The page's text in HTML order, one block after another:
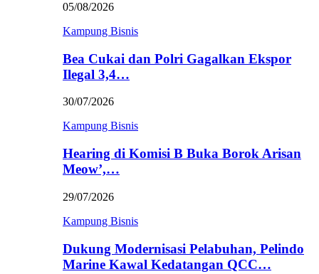
05/08/2026
Kampung Bisnis
Bea Cukai dan Polri Gagalkan Ekspor
Ilegal 3,4…
30/07/2026
Kampung Bisnis
Hearing di Komisi B Buka Borok Arisan
Meow’,…
29/07/2026
Kampung Bisnis
Dukung Modernisasi Pelabuhan, Pelindo
Marine Kawal Kedatangan QCC…